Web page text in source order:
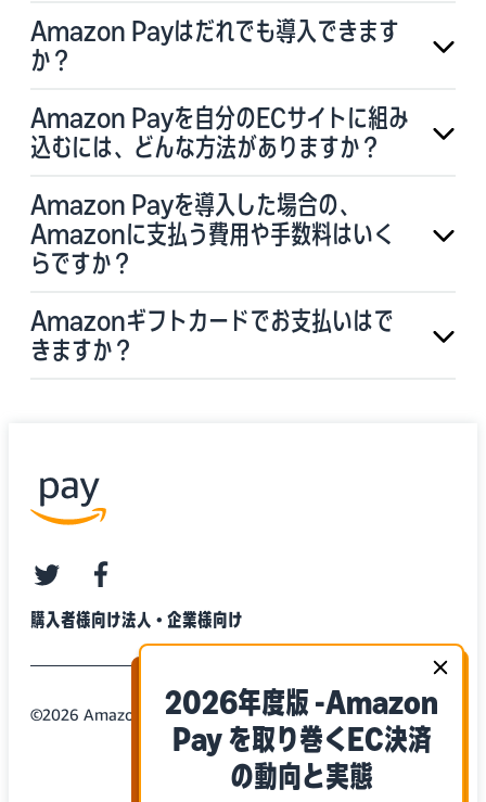
Amazon Payはだれでも導入できます
か？
Amazon Payを自分のECサイトに組み
込むには、どんな方法がありますか？
Amazon Payを導入した場合の、
Amazonに支払う費用や手数料はいく
らですか？
Amazonギフトカードでお支払いはで
きますか？
購入者様向け法人・企業様向け
twitterfacebook
©2026 Amazon.com, Inc. or its Affiliates
2026年度版 -Amazon
Pay を取り巻くEC決済
の動向と実態